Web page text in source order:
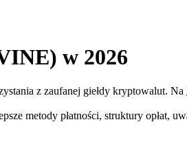
w 2026
z zaufanej giełdy kryptowalut. Na
metody płatności, struktury opłat,